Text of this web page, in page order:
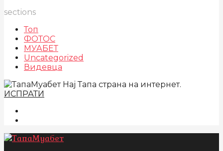
sections
Топ
ФОТОС
МУАБЕТ
Uncategorized
Видевца
Нај Тапа страна на интернет.
ИСПРАТИ